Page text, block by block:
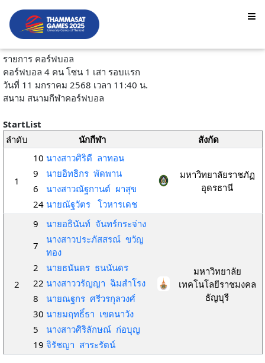
รายการ คอร์ฟบอล
คอร์ฟบอล 4 คน โซน 1 เสา รอบแรก
วันที่ 11 มกราคม 2568 เวลา 11:40 น.
สนาม สนามกีฬาคอร์ฟบอล
StartList
ลำดับ
นักกีฬา สังกัด
1
10 นางสาวศิริดี ลาทอน
9
นายอิทธิกร พัดพาน
6
นางสาวณัฐกานต์ ผาสุข
24 นายณัฐวัตร โวหารเดช
มหาวิทยาลัยราชภัฏ
อุดรธานี
2
9
นายอธินันท์ จันทร์กระจ่าง
7
นางสาวประภัสสรณ์ ขวัญ
ทอง
2
นายธนันดร ธนนันดร
22 นางสาววรัญญา ฉิมสำโรง
8
นายณฐกร ศรีวรกุลวงศ์
30 นายมฤทธิ์ธา เขตนาวัง
5
นางสาวศิริลักษณ์ ก่อบุญ
19 จิรัชญา สาระรัตน์
มหาวิทยาลัย
เทคโนโลยีราชมงคล
ธัญบุรี